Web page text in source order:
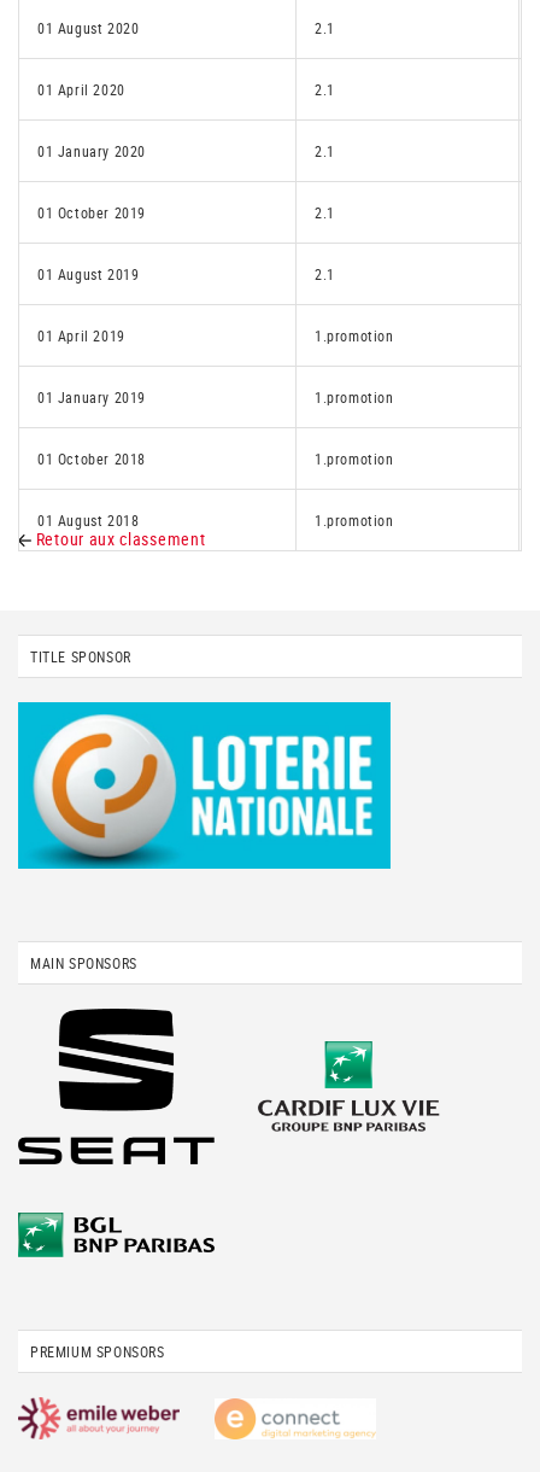
01 August 2020 2.1
01 April 2020 2.1
01 January 2020 2.1
01 October 2019 2.1
01 August 2019 2.1
01 April 2019 1.promotion
01 January 2019 1.promotion
01 October 2018 1.promotion
01 August 2018 1.promotion
Retour aux classement
TITLE SPONSOR
MAIN SPONSORS
PREMIUM SPONSORS